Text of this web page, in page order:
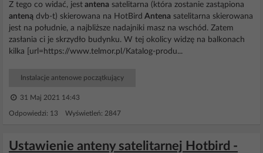
Z tego co widać, jest antena satelitarna (która zostanie zastąpiona
anteną dvb-t) skierowana na HotBird Antena satelitarna skierowana
jest na południe, a najbliższe nadajniki masz na wschód. Zatem
zasłania ci je skrzydło budynku. W tej okolicy widzę na balkonach
kilka [url=https://www.telmor.pl/Katalog-produ...
Instalacje antenowe początkujący
31 Maj 2021 14:43
Odpowiedzi: 13 Wyświetleń: 2847
Ustawienie anteny satelitarnej Hotbird -